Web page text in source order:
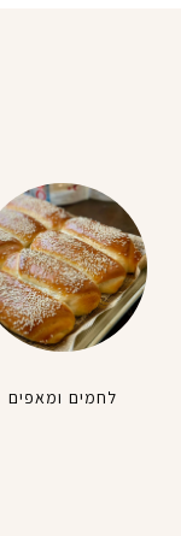
לחמים ומאפים